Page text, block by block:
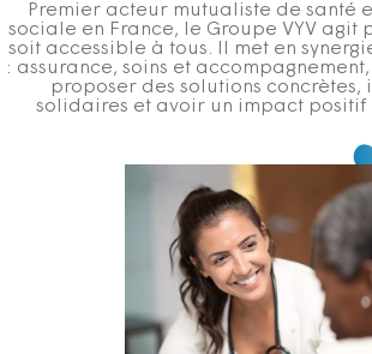
Premier acteur mutualiste de santé
sociale en France, le Groupe VYV agit
soit accessible à tous. Il met en
: assurance, soins et
proposer des solutions concrètes,
solidaires et avoir un impact positif